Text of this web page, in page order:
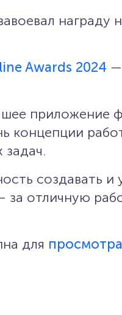
награду
Awards 2024 —
приложение
концепции
создавать и
за отличную
для просмотра